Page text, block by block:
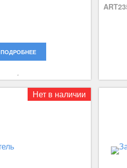
ПОДРОБНЕЕ
Нет в наличии